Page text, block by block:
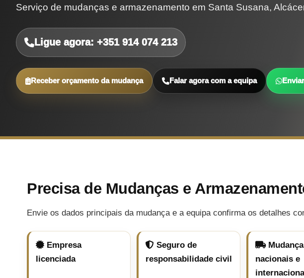
Serviço de mudanças e armazenamento em Santa Susana,
Ligue agora: +351 914 074 213
Receber orçamento da mudança Falar agora com a equipa
Precisa de Mudanças e
Envie os dados principais da mudança e a equipa confirma os detalhes
Empresa
licenciada
Seguro de
responsabilidade civil
nacionais e